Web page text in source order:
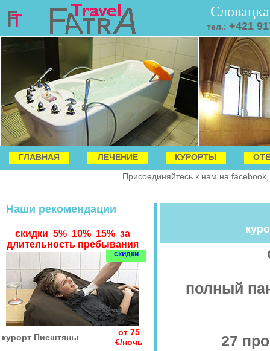
тел.: +421
ГЛАВНАЯ ЛЕЧЕНИЕ КУРОРТЫ
Присоединяйтесь к нам на
Наши рекомендации
скидки 5% 10% 15% за
длительность пребывания
скидки
курорт Пиештяны
от 75
€/ночь
полный
27